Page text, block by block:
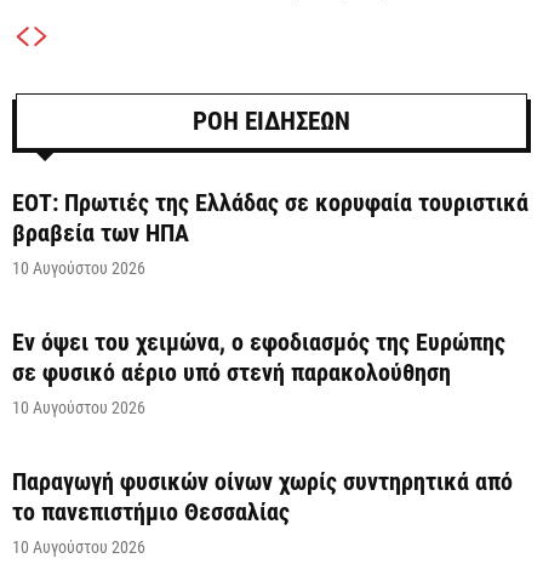
ΡΟΗ ΕΙΔΗΣΕΩΝ
ΕΟΤ: Πρωτιές της Ελλάδας σε κορυφαία τουριστικά
βραβεία των ΗΠΑ
10 Αυγούστου 2026
Εν όψει του χειμώνα, ο εφοδιασμός της Ευρώπης
σε φυσικό αέριο υπό στενή παρακολούθηση
10 Αυγούστου 2026
Παραγωγή φυσικών οίνων χωρίς συντηρητικά από
το πανεπιστήμιο Θεσσαλίας
10 Αυγούστου 2026